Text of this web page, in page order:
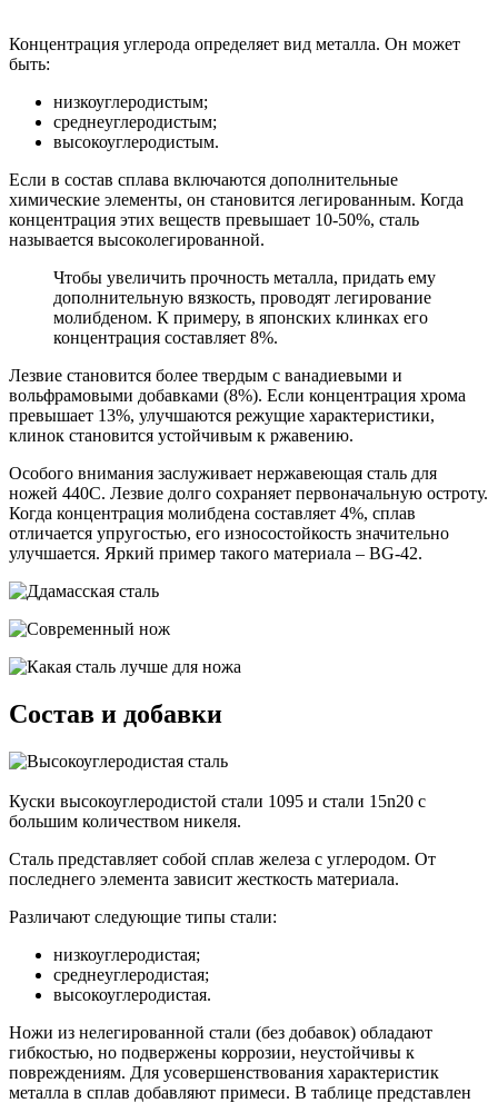
Концентрация углерода определяет вид металла. Он может
быть:
низкоуглеродистым;
среднеуглеродистым;
высокоуглеродистым.
Если в состав сплава включаются дополнительные
химические элементы, он становится легированным. Когда
концентрация этих веществ превышает 10-50%, сталь
называется высоколегированной.
Чтобы увеличить прочность металла, придать ему
дополнительную вязкость, проводят легирование
молибденом. К примеру, в японских клинках его
концентрация составляет 8%.
Лезвие становится более твердым с ванадиевыми и
вольфрамовыми добавками (8%). Если концентрация хрома
превышает 13%, улучшаются режущие характеристики,
клинок становится устойчивым к ржавению.
Особого внимания заслуживает нержавеющая сталь для
ножей 440С. Лезвие долго сохраняет первоначальную остроту.
Когда концентрация молибдена составляет 4%, сплав
отличается упругостью, его износостойкость значительно
улучшается. Яркий пример такого материала – BG-42.
Состав и добавки
Куски высокоуглеродистой стали 1095 и стали 15n20 с
большим количеством никеля.
Сталь представляет собой сплав железа с углеродом. От
последнего элемента зависит жесткость материала.
Различают следующие типы стали:
низкоуглеродистая;
среднеуглеродистая;
высокоуглеродистая.
Ножи из нелегированной стали (без добавок) обладают
гибкостью, но подвержены коррозии, неустойчивы к
повреждениям. Для усовершенствования характеристик
металла в сплав добавляют примеси. В таблице представлен